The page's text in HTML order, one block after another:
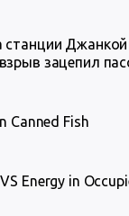
зацепил
Canned Fish
Energy in